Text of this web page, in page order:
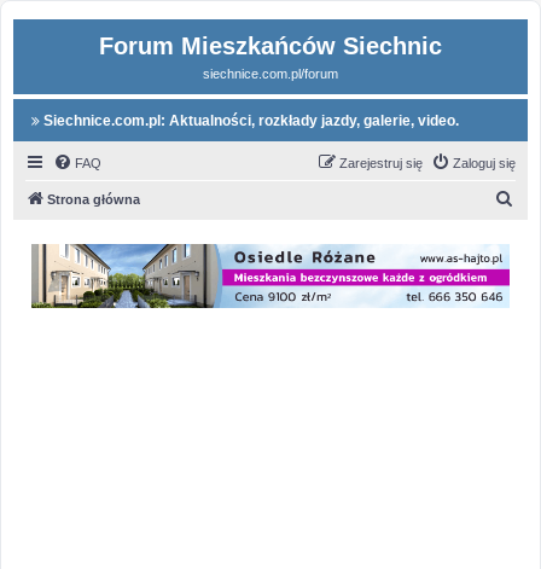
Forum Mieszkańców Siechnic
siechnice.com.pl/forum
Siechnice.com.pl: Aktualności, rozkłady jazdy, galerie, video.
FAQ Zaloguj się
Zarejestruj się
Strona główna